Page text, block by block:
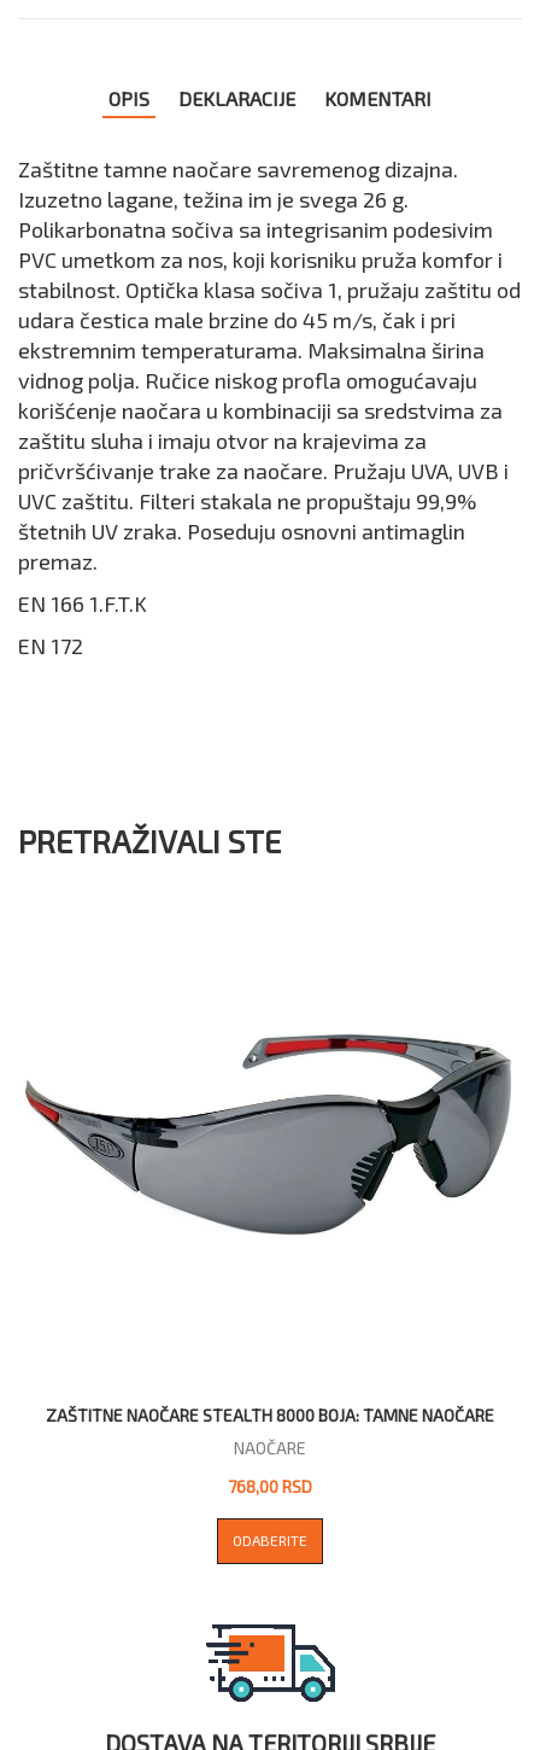
OPIS DEKLARACIJE KOMENTARI
Zaštitne tamne naočare savremenog dizajna.
Izuzetno lagane, težina im je svega 26 g.
Polikarbonatna sočiva sa integrisanim podesivim
PVC umetkom za nos, koji korisniku pruža komfor i
stabilnost. Optička klasa sočiva 1, pružaju zaštitu od
udara čestica male brzine do 45 m/s, čak i pri
ekstremnim temperaturama. Maksimalna širina
vidnog polja. Ručice niskog profla omogućavaju
korišćenje naočara u kombinaciji sa sredstvima za
zaštitu sluha i imaju otvor na krajevima za
pričvršćivanje trake za naočare. Pružaju UVA, UVB i
UVC zaštitu. Filteri stakala ne propuštaju 99,9%
štetnih UV zraka. Poseduju osnovni antimaglin
premaz.
EN 166 1.F.T.K
EN 172
PRETRAŽIVALI STE
ZAŠTITNE NAOČARE STEALTH 8000 BOJA: TAMNE NAOČARE
NAOČARE
768,00 RSD
ODABERITE
DOSTAVA NA TERITORIJI SRBIJE